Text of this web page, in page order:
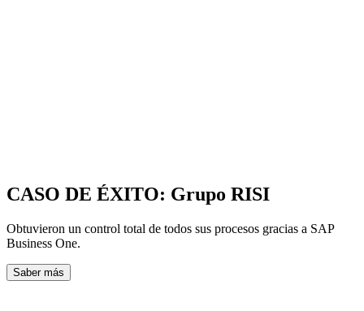
CASO DE ÉXITO: Grupo RISI
Obtuvieron un control total de todos sus procesos gracias a SAP
Business One.
Saber más